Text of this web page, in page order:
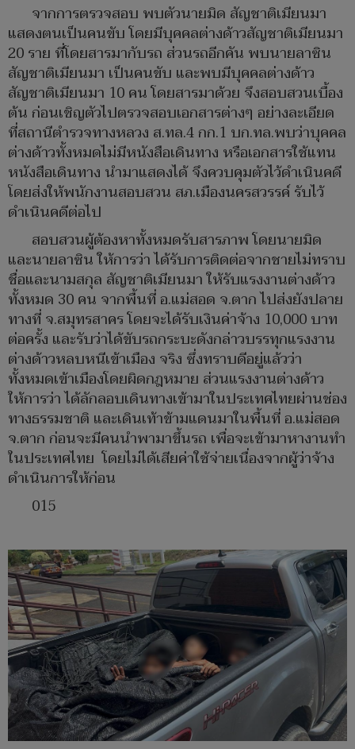
จากการตรวจสอบ พบตัวนายมิด สัญชาติเมียนมา
แสดงตนเป็นคนขับ โดยมีบุคคลต่างด้าวสัญชาติเมียนมา
20 ราย ที่โดยสารมากับรถ ส่วนรถอีกคัน พบนายลาซิน
สัญชาติเมียนมา เป็นคนขับ และพบมีบุคคลต่างด้าว
สัญชาติเมียนมา 10 คน โดยสารมาด้วย จึงสอบสวนเบื้อง
ต้น ก่อนเชิญตัวไปตรวจสอบเอกสารต่างๆ อย่างละเอียด
ที่สถานีตำรวจทางหลวง ส.ทล.4 กก.1 บก.ทล.พบว่าบุคคล
ต่างด้าวทั้งหมดไม่มีหนังสือเดินทาง หรือเอกสารใช้แทน
หนังสือเดินทาง นำมาแสดงได้ จึงควบคุมตัวไว้ดำเนินคดี
โดยส่งให้พนักงานสอบสวน สภ.เมืองนครสวรรค์ รับไว้
ดำเนินคดีต่อไป
สอบสวนผู้ต้องหาทั้งหมดรับสารภาพ โดยนายมิด
และนายลาซิน ให้การว่า ได้รับการติดต่อจากชายไม่ทราบ
ชื่อและนามสกุล สัญชาติเมียนมา ให้รับแรงงานต่างด้าว
ทั้งหมด 30 คน จากพื้นที่ อ.แม่สอด จ.ตาก ไปส่งยังปลาย
ทางที่ จ.สมุทรสาคร โดยจะได้รับเงินค่าจ้าง 10,000 บาท
ต่อครั้ง และรับว่าได้ขับรถกระบะดังกล่าวบรรทุกแรงงาน
ต่างด้าวหลบหนีเข้าเมือง จริง ซึ่งทราบดีอยู่แล้วว่า
ทั้งหมดเข้าเมืองโดยผิดกฎหมาย ส่วนแรงงานต่างด้าว
ให้การว่า ได้ลักลอบเดินทางเข้ามาในประเทศไทยผ่านช่อง
ทางธรรมชาติ และเดินเท้าข้ามแดนมาในพื้นที่ อ.แม่สอด
จ.ตาก ก่อนจะมีคนนำพามาขึ้นรถ เพื่อจะเข้ามาหางานทำ
ในประเทศไทย โดยไม่ได้เสียค่าใช้จ่ายเนื่องจากผู้ว่าจ้าง
ดำเนินการให้ก่อน
015